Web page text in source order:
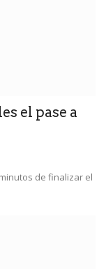
el pase a
de finalizar el